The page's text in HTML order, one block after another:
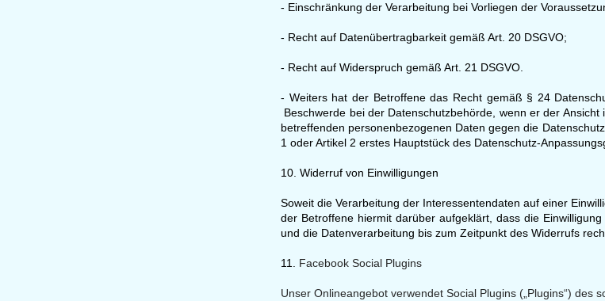
- Einschränkung der Verarbeitung bei Vorliegen der
- Recht auf Datenübertragbarkeit gemäß Art. 20 DSGVO;
- Recht auf Widerspruch gemäß Art. 21 DSGVO.
- Weiters hat der Betroffene das Recht gemäß § 24
Beschwerde bei der Datenschutzbehörde, wenn er der
betreffenden personenbezogenen Daten gegen die
1 oder Artikel 2 erstes Hauptstück des Datenschutz-
10. Widerruf von Einwilligungen
Soweit die Verarbeitung der Interessentendaten auf einer
der Betroffene hiermit darüber aufgeklärt, dass die
und die Datenverarbeitung bis zum Zeitpunkt des Widerrufs
11. Facebook Social Plugins
Unser Onlineangebot verwendet Social Plugins („Plugins“) des